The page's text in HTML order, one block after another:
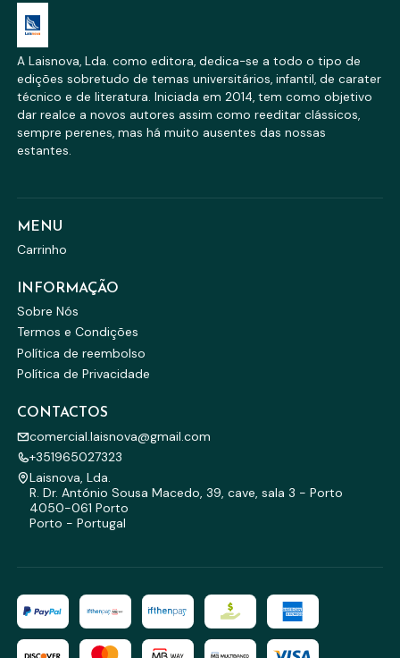
A Laisnova, Lda. como editora, dedica-se a todo o tipo de
edições sobretudo de temas universitários, infantil, de carater
técnico e de literatura. Iniciada em 2014, tem como objetivo
dar realce a novos autores assim como reeditar clássicos,
sempre perenes, mas há muito ausentes das nossas
estantes.
MENU
Carrinho
INFORMAÇÃO
Sobre Nós
Termos e Condições
Política de reembolso
Política de Privacidade
CONTACTOS
comercial.laisnova@gmail.com
+351965027323
Laisnova, Lda.
R. Dr. António Sousa Macedo, 39, cave, sala 3 - Porto
4050-061 Porto
Porto - Portugal